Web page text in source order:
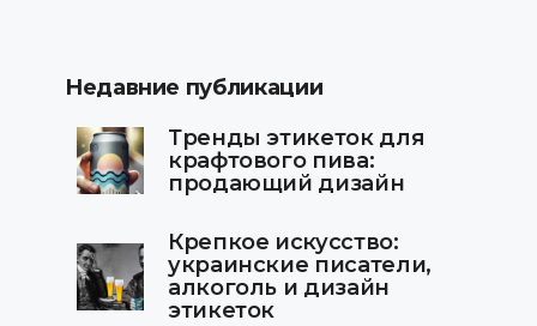
Недавние публикации
Тренды этикеток для
крафтового пива:
продающий дизайн
Крепкое искусство:
украинские писатели,
алкоголь и дизайн
этикеток